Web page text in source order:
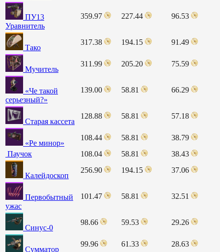
ПУ13
Уравнитель
359.97 227.44 96.53
Тако
317.38 194.15 91.49
Мучитель
311.99 205.20 75.59
«Че такой
серьезный?»
139.00 58.81 66.29
Старая кассета
128.88 58.81 57.18
«Ре минор»
108.44 58.81
38.79
Паучок
108.04 58.81 38.43
Калейдоскоп
256.90 194.15 37.06
Первобытный
ужас
101.47 58.81 32.51
Синус-0
98.66 59.53 29.26
Сумматор
99.96 61.33 28.63